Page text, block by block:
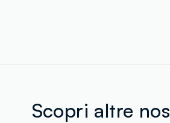
Scopri altre